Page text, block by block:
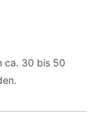
ca. 30 bis 50